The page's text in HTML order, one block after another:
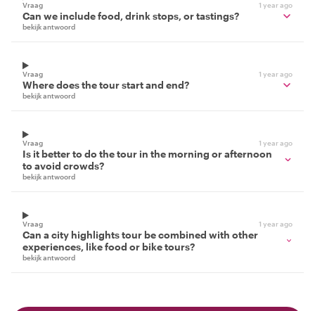
Vraag 1 year ago
Can we include food, drink stops, or tastings?
bekijk antwoord
Vraag 1 year ago
Where does the tour start and end?
bekijk antwoord
Vraag 1 year ago
Is it better to do the tour in the morning or afternoon
to avoid crowds?
bekijk antwoord
Vraag 1 year ago
Can a city highlights tour be combined with other
experiences, like food or bike tours?
bekijk antwoord